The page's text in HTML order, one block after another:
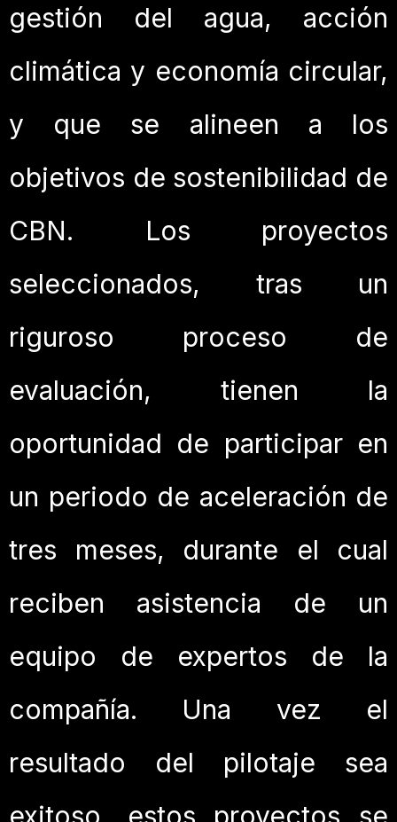
gestión del agua, acción
climática y economía circular,
y que se alineen a los
objetivos de sostenibilidad de
CBN. Los proyectos
seleccionados, tras un
riguroso proceso de
evaluación, tienen la
oportunidad de participar en
un periodo de aceleración de
tres meses, durante el cual
reciben asistencia de un
equipo de expertos de la
compañía. Una vez el
resultado del pilotaje sea
exitoso, estos proyectos se